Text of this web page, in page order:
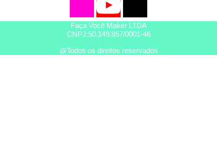
Faça Você Maker LTDA
CNPJ:50.149.857/0001-46
@Todos os direitos reservados